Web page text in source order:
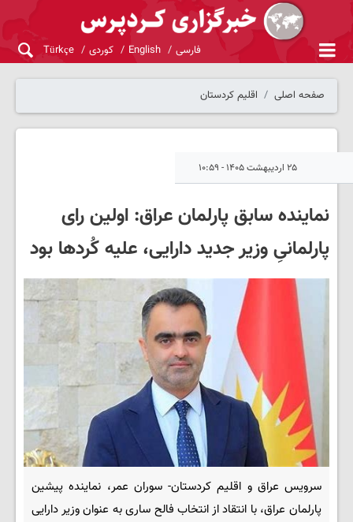
فارسی English کوردی Türkçe
صفحه اصلی اقلیم کردستان
۲۵ اردیبهشت ۱۴۰۵ - ۱۰:۵۹
نماینده سابق پارلمان عراق: اولین رای
پارلمانیِ وزیر جدید دارایی، علیه کُردها بود
سرویس عراق و اقلیم کردستان- سوران عمر، نماینده پیشین
پارلمان عراق، با انتقاد از انتخاب فالح ساری به عنوان وزیر دارایی